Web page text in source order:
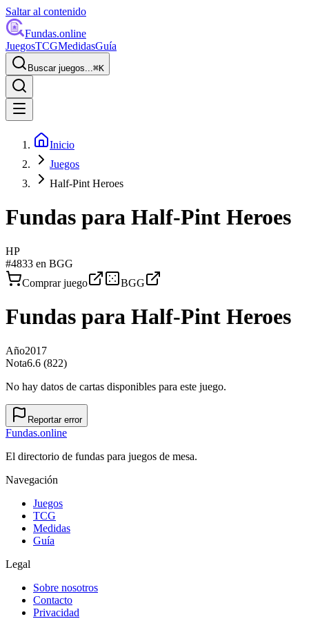
Saltar al contenido
Fundas.online
JuegosTCGMedidasGuía
Buscar juegos...⌘K
Inicio
Juegos
Half-Pint Heroes
Fundas para Half-Pint Heroes
HP
#4833 en BGG
Comprar juego
BGG
Fundas para Half-Pint Heroes
Año2017
Nota6.6 (822)
No hay datos de cartas disponibles para este juego.
Reportar error
Fundas.online
El directorio de fundas para juegos de mesa.
Navegación
Juegos
TCG
Medidas
Guía
Legal
Sobre nosotros
Contacto
Privacidad